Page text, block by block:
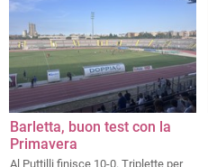
Barletta, buon test con la
Primavera
Al Puttilli finisce 10-0. Triplette per